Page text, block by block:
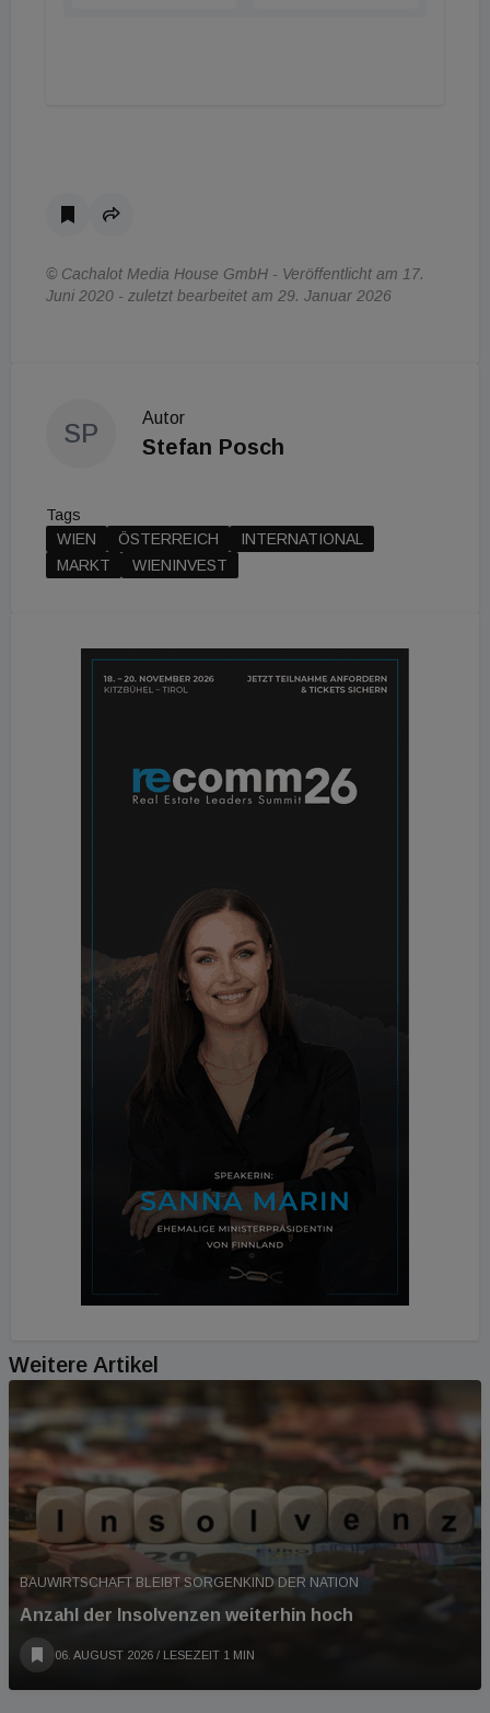
© Cachalot Media House GmbH - Veröffentlicht am 17.
Juni 2020 - zuletzt bearbeitet am 29. Januar 2026
SP
Autor
Stefan Posch
Tags
WIEN
ÖSTERREICH
INTERNATIONAL
MARKT
WIENINVEST
Weitere Artikel
BAUWIRTSCHAFT BLEIBT SORGENKIND DER NATION
Anzahl der Insolvenzen weiterhin hoch
06. AUGUST 2026 / LESEZEIT 1 MIN